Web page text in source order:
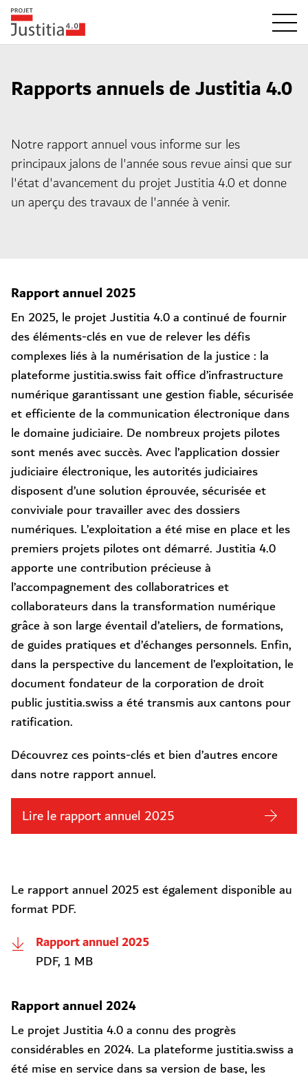
Rapports annuels de Justitia 4.0
Notre rapport annuel vous informe sur les
principaux jalons de l'année sous revue ainsi que sur
l'état d'avancement du projet Justitia 4.0 et donne
un aperçu des travaux de l'année à venir.
Rapport annuel 2025
En 2025, le projet Justitia 4.0 a continué de fournir
des éléments-clés en vue de relever les défis
complexes liés à la numérisation de la justice : la
plateforme justitia.swiss fait office d’infrastructure
numérique garantissant une gestion fiable, sécurisée
et efficiente de la communication électronique dans
le domaine judiciaire. De nombreux projets pilotes
sont menés avec succès. Avec l’application dossier
judiciaire électronique, les autorités judiciaires
disposent d’une solution éprouvée, sécurisée et
conviviale pour travailler avec des dossiers
numériques. L’exploitation a été mise en place et les
premiers projets pilotes ont démarré. Justitia 4.0
apporte une contribution précieuse à
l’accompagnement des collaboratrices et
collaborateurs dans la transformation numérique
grâce à son large éventail d’ateliers, de formations,
de guides pratiques et d’échanges personnels. Enfin,
dans la perspective du lancement de l’exploitation, le
document fondateur de la corporation de droit
public justitia.swiss a été transmis aux cantons pour
ratification.
Découvrez ces points-clés et bien d’autres encore
dans notre rapport annuel.
Lire le rapport annuel 2025
Le rapport annuel 2025 est également disponible au
format PDF.
Rapport annuel 2025
PDF, 1 MB
Rapport annuel 2024
Le projet Justitia 4.0 a connu des progrès
considérables en 2024. La plateforme justitia.swiss a
été mise en service dans sa version de base, les